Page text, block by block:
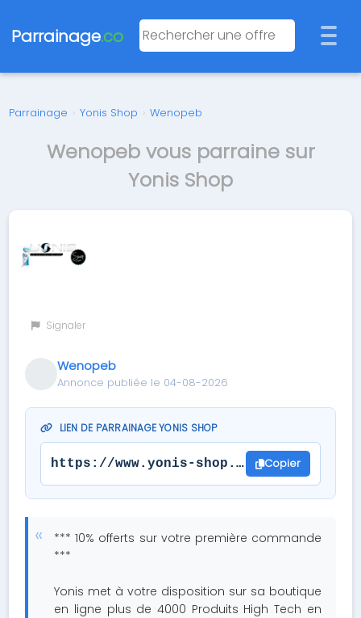
Parrainage.co
Parrainage › Yonis Shop › Wenopeb
Wenopeb vous parraine sur
Yonis Shop
Signaler
Wenopeb
Annonce publiée le 04-08-2026
LIEN DE PARRAINAGE YONIS SHOP
https://www.yonis-shop.com/ Copier
*** 10% offerts sur votre première commande
***
Yonis met à votre disposition sur sa boutique
en ligne plus de 4000 Produits High Tech en